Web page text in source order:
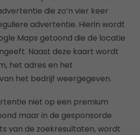
die zo’n vier keer
advertentie. Hierin wordt
Maps getoond die de locatie
Naast deze kaart wordt
het adres en het
het bedrijf weergegeven.
niet op een premium
maar in de gesponsorde
van de zoekresultaten, wordt